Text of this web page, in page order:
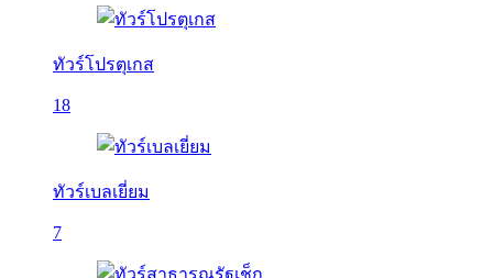
ทัวร์โปรตุเกส
18
ทัวร์เบลเยี่ยม
7